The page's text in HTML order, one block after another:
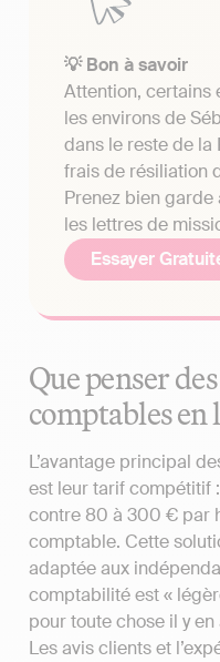
💡 Bon à savoir
Attention, certains
les environs de
dans le reste de la
frais de résiliation
Prenez bien
les lettres de
Essayer
Que penser
comptables en
L’avantage principal
est leur tarif compétitif
contre 80 à 300 € par
comptable. Cette
adaptée aux
comptabilité est «
pour toute chose il y
Les avis clients et